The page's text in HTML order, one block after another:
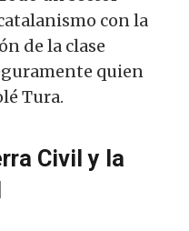
con la
de la clase
quien
Tura.
Civil y la